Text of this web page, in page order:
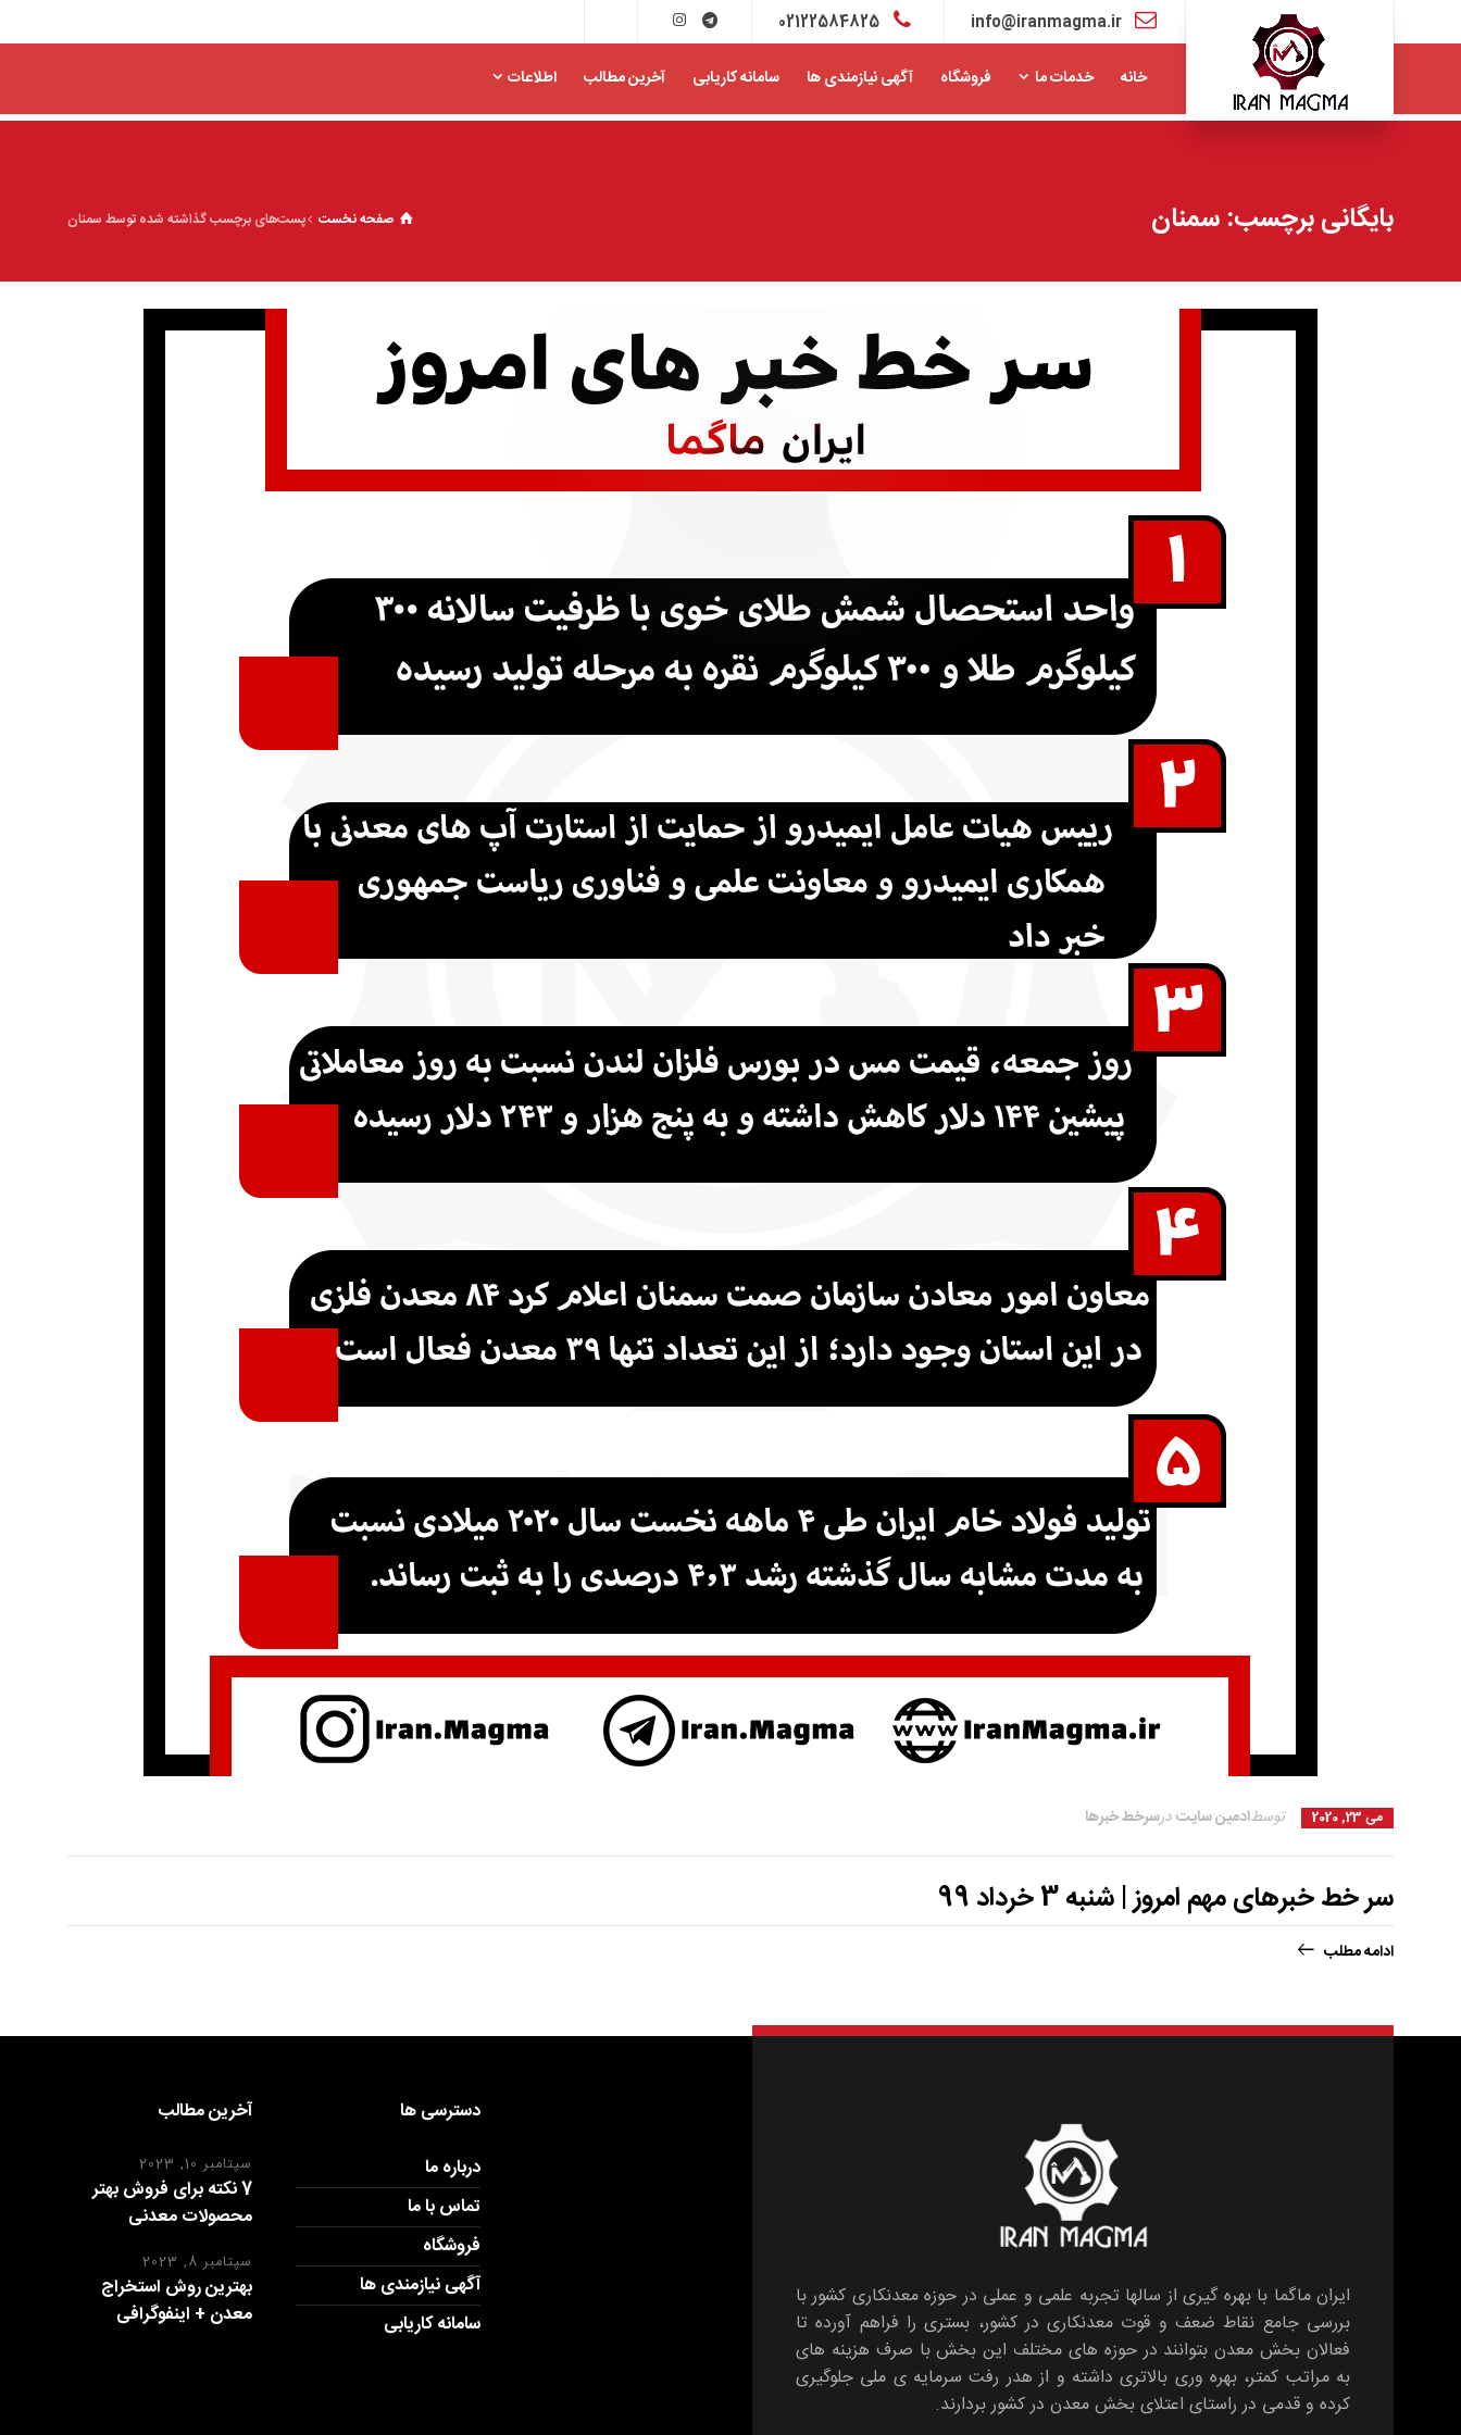
info@iranmagma.ir
02122584825
خانه خدمات ما فروشگاه آگهی نیازمندی ها سامانه کاریابی آخرین مطالب اطلاعات
بایگانی برچسب: سمنان صفحه نخست پست‌های برچسب گذاشته شده توسط سمنان
می 23, 2020 ادمین سایتتوسط سرخط خبرهادر
سر خط خبرهای مهم امروز | شنبه 3 خرداد 99
ادامه مطلب
ایران ماگما با بهره گیری از سالها تجربه علمی و عملی در حوزه معدنکاری کشور با
بررسی جامع نقاط ضعف و قوت معدنکاری در کشور، بستری را فراهم آورده تا
فعالان بخش معدن بتوانند در حوزه های مختلف این بخش با صرف هزینه های
به مراتب کمتر، بهره وری بالاتری داشته و از هدر رفت سرمایه ی ملی جلوگیری
کرده و قدمی در راستای اعتلای بخش معدن در کشور بردارند.
دسترسی ها
درباره ما
تماس با ما
فروشگاه
آگهی نیازمندی ها
سامانه کاریابی
آخرین مطالب
سپتامبر 10, 2023
7 نکته برای فروش بهتر
محصولات معدنی
سپتامبر 8, 2023
بهترین روش استخراج
معدن + اینفوگرافی